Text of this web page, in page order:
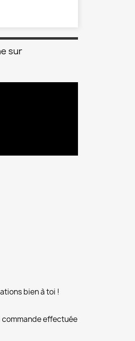
sur
bien à toi !
commande effectuée